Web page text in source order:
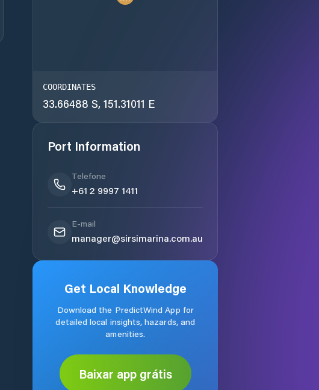
COORDINATES
33.66488 S, 151.31011 E
Port Information
Telefone
+61 2 9997 1411
E-mail
manager@sirsimarina.com.au
Get Local Knowledge
Download the PredictWind App for
detailed local insights, hazards, and
amenities.
Baixar app grátis